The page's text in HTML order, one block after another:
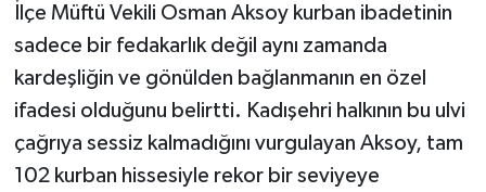
İlçe Müftü Vekili Osman Aksoy kurban ibadetinin
sadece bir fedakarlık değil aynı zamanda
kardeşliğin ve gönülden bağlanmanın en özel
ifadesi olduğunu belirtti. Kadışehri halkının bu ulvi
çağrıya sessiz kalmadığını vurgulayan Aksoy, tam
102 kurban hissesiyle rekor bir seviyeye